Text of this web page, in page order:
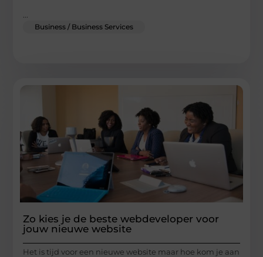
Business / Business Services
Zo kies je de beste webdeveloper voor
jouw nieuwe website
Het is tijd voor een nieuwe website maar hoe kom je aan